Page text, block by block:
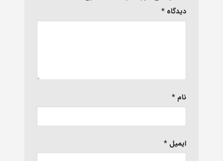
دیدگاه *
نام *
ایمیل *